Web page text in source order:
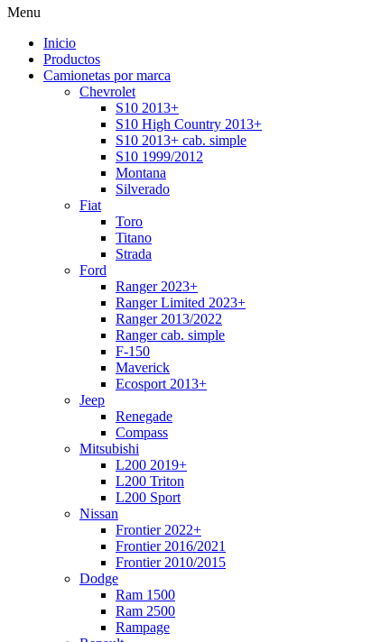
Menu
Inicio
Productos
Camionetas por marca
Chevrolet
S10 2013+
S10 High Country 2013+
S10 2013+ cab. simple
S10 1999/2012
Montana
Silverado
Fiat
Toro
Titano
Strada
Ford
Ranger 2023+
Ranger Limited 2023+
Ranger 2013/2022
Ranger cab. simple
F-150
Maverick
Ecosport 2013+
Jeep
Renegade
Compass
Mitsubishi
L200 2019+
L200 Triton
L200 Sport
Nissan
Frontier 2022+
Frontier 2016/2021
Frontier 2010/2015
Dodge
Ram 1500
Ram 2500
Rampage